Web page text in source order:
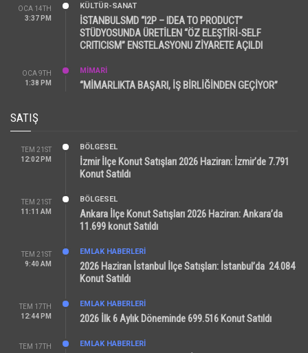
OCA 14TH
3:37 PM
KÜLTÜR-SANAT
İSTANBULSMD “I2P – IDEA TO PRODUCT”
STÜDYOSUNDA ÜRETİLEN “ÖZ ELEŞTİRİ-SELF
CRITICISM” ENSTELASYONU ZİYARETE AÇILDI
OCA 9TH
1:38 PM
MİMARİ
“MİMARLIKTA BAŞARI, İŞ BİRLİĞİNDEN GEÇİYOR”
SATIŞ
TEM 21ST
12:02 PM
BÖLGESEL
İzmir İlçe Konut Satışları 2026 Haziran: İzmir’de 7.791
Konut Satıldı
TEM 21ST
11:11 AM
BÖLGESEL
Ankara İlçe Konut Satışları 2026 Haziran: Ankara’da
11.699 konut Satıldı
TEM 21ST
9:40 AM
EMLAK HABERLERI
2026 Haziran İstanbul İlçe Satışları: İstanbul’da 24.084
Konut Satıldı
TEM 17TH
12:44 PM
EMLAK HABERLERI
2026 İlk 6 Aylık Döneminde 699.516 Konut Satıldı
TEM 17TH
EMLAK HABERLERI